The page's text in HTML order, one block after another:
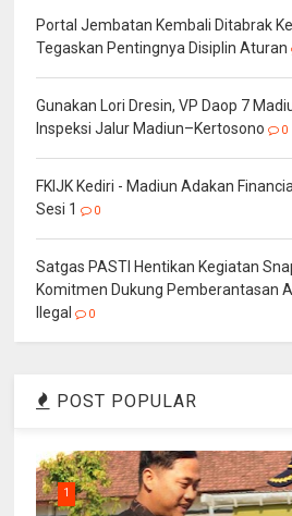
Portal Jembatan Kembali Ditabrak
Tegaskan Pentingnya Disiplin Aturan
Gunakan Lori Dresin, VP Daop 7
Inspeksi Jalur Madiun–Kertosono
0
FKIJK Kediri - Madiun Adakan
Sesi 1
0
Satgas PASTI Hentikan Kegiatan
Komitmen Dukung Pemberantasan
Ilegal
0
POST POPULAR
1